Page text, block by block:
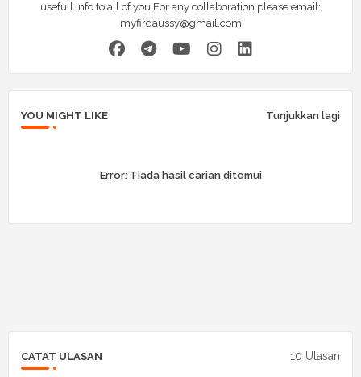
usefull info to all of you.For any collaboration please email:
myfirdaussy@gmail.com
YOU MIGHT LIKE Tunjukkan lagi
Error:Tiada hasil carian ditemui
CATAT ULASAN 10 Ulasan